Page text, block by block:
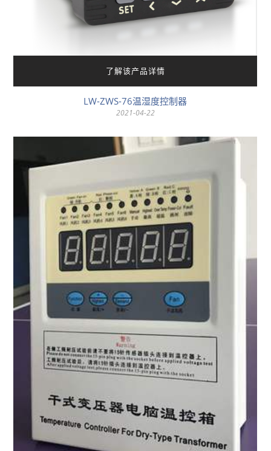
了解该产品详情
LW-ZWS-76温湿度控制器
2021-04-22